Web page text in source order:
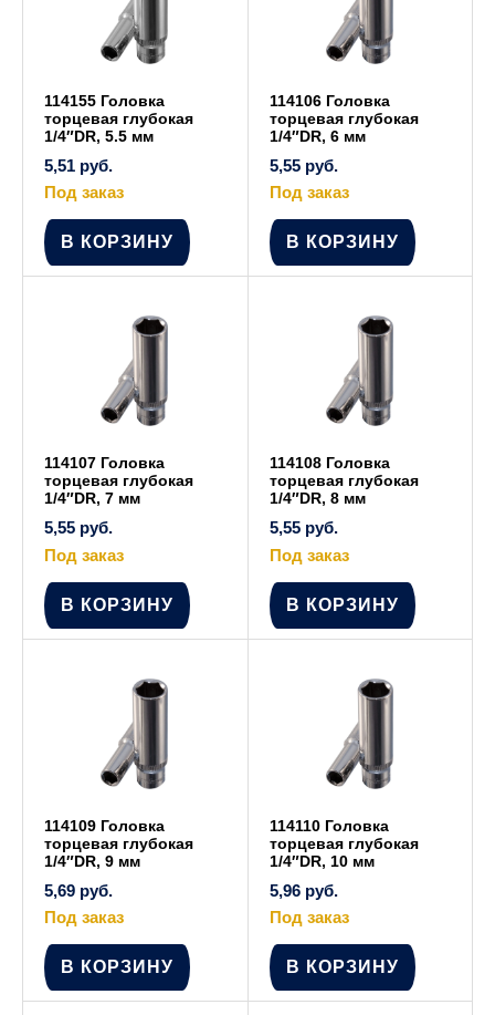
114155 Головка
торцевая глубокая
1/4″DR, 5.5 мм
5,51 руб.
Под заказ
В КОРЗИНУ
114106 Головка
торцевая глубокая
1/4″DR, 6 мм
5,55 руб.
Под заказ
В КОРЗИНУ
114107 Головка
торцевая глубокая
1/4″DR, 7 мм
5,55 руб.
Под заказ
В КОРЗИНУ
114108 Головка
торцевая глубокая
1/4″DR, 8 мм
5,55 руб.
Под заказ
В КОРЗИНУ
114109 Головка
торцевая глубокая
1/4″DR, 9 мм
5,69 руб.
Под заказ
В КОРЗИНУ
114110 Головка
торцевая глубокая
1/4″DR, 10 мм
5,96 руб.
Под заказ
В КОРЗИНУ